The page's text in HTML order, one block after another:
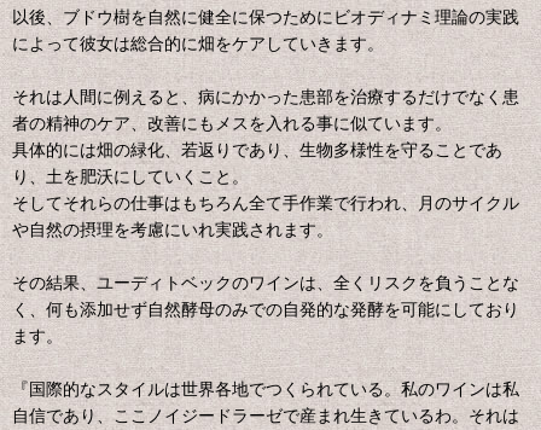
以後、ブドウ樹を自然に健全に保つためにビオディナミ理論の実践
によって彼女は総合的に畑をケアしていきます。
それは人間に例えると、病にかかった患部を治療するだけでなく患
者の精神のケア、改善にもメスを入れる事に似ています。
具体的には畑の緑化、若返りであり、生物多様性を守ることであ
り、土を肥沃にしていくこと。
そしてそれらの仕事はもちろん全て手作業で行われ、月のサイクル
や自然の摂理を考慮にいれ実践されます。
その結果、ユーディトベックのワインは、全くリスクを負うことな
く、何も添加せず自然酵母のみでの自発的な発酵を可能にしており
ます。
『国際的なスタイルは世界各地でつくられている。私のワインは私
自信であり、ここノイジードラーゼで産まれ生きているわ。それは